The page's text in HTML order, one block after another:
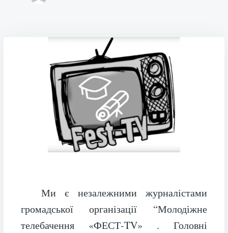
Ми є незалежними журналістами
громадської організації “Молодіжне
телебачення «ФЕСТ-TV» . Головні